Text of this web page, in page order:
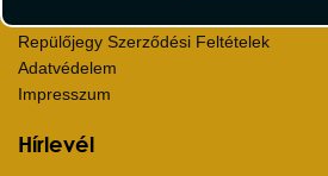
Repülőjegy Szerződési Feltételek
Adatvédelem
Impresszum
Hírlevél